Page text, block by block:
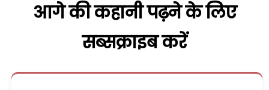
आगे की कहानी पढ़ने के लिए
सब्सक्राइब करें